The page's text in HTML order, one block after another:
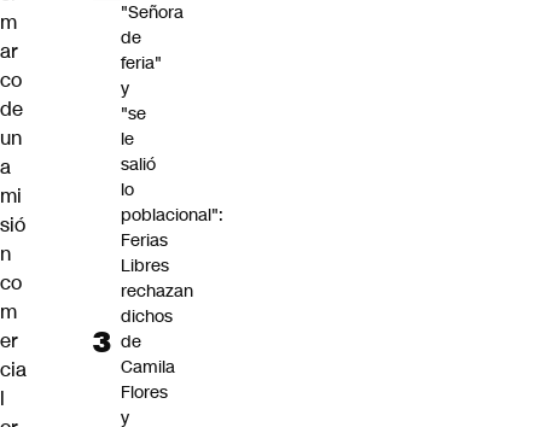
m
ar
co
de
un
a
mi
sió
n
co
m
er
cia
l
"Señora
de
feria"
y
"se
le
salió
lo
poblacional":
Ferias
Libres
rechazan
dichos
de
Camila
Flores
y